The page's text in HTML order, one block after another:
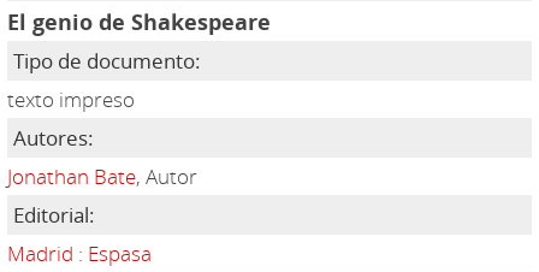
El genio de Shakespeare
Tipo de documento:
texto impreso
Autores:
Jonathan Bate, Autor
Editorial:
Madrid : Espasa